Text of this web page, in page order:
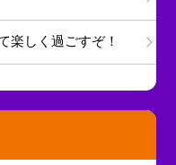
楽しく過ごすぞ！